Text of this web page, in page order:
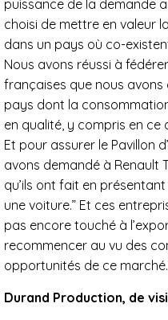
puissance de la demande
choisi de mettre en valeur
dans un pays où co-
Nous avons réussi à
françaises que nous avons
pays dont la
en qualité, y compris en ce
Et pour assurer le Pavillon
avons demandé à Renault
qu’ils ont fait en
une voiture.” Et ces
pas encore touché à
recommencer au vu des
opportunités de ce
Durand Production, de